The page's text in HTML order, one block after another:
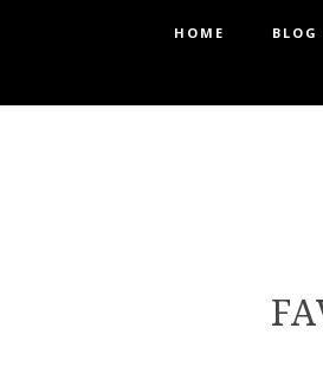
HOME BLOG